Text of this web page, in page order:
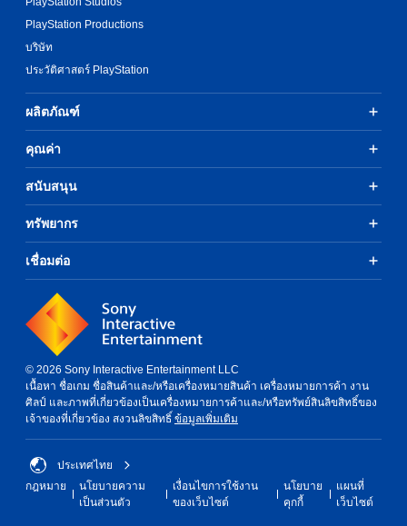
PlayStation Productions
บริษัท
ประวัติศาสตร์ PlayStation
ผลิตภัณฑ์
คุณค่า
สนับสนุน
ทรัพยากร
เชื่อมต่อ
© 2026 Sony Interactive Entertainment LLC
เนื้อหา ชื่อเกม ชื่อสินค้าและ/หรือเครื่องหมายสินค้า เครื่องหมายการค้า งาน
ศิลป์ และภาพที่เกี่ยวข้องเป็นเครื่องหมายการค้าและ/หรือทรัพย์สินลิขสิทธิ์ของ
เจ้าของที่เกี่ยวข้อง สงวนลิขสิทธิ์ ข้อมูลเพิ่มเติม
ประเทศไทย
กฎหมาย
นโยบายความ
เป็นส่วนตัว
เงื่อนไขการใช้งาน
ของเว็บไซต์
นโยบาย
คุกกี้
แผนที่
เว็บไซต์